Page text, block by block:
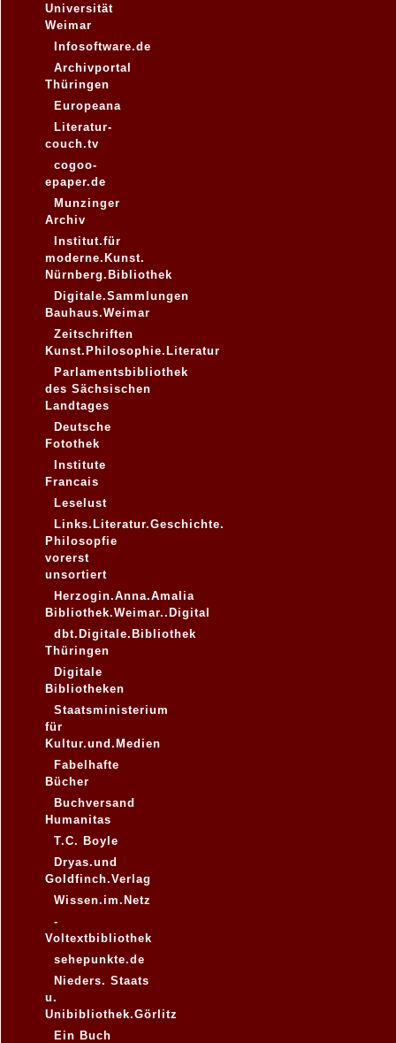
Universität
Weimar
Infosoftware.de
Archivportal
Thüringen
Europeana
Literatur-
couch.tv
cogoo-
epaper.de
Munzinger
Archiv
Institut.für
moderne.Kunst.
Nürnberg.Bibliothek
Digitale.Sammlungen
Bauhaus.Weimar
Zeitschriften
Kunst.Philosophie.Literatur
Parlamentsbibliothek
des Sächsischen
Landtages
Deutsche
Fotothek
Institute
Francais
Leselust
Links.Literatur.Geschichte.
Philosopfie
vorerst
unsortiert
Herzogin.Anna.Amalia
Bibliothek.Weimar..Digital
dbt.Digitale.Bibliothek
Thüringen
Digitale
Bibliotheken
Staatsministerium
für
Kultur.und.Medien
Fabelhafte
Bücher
Buchversand
Humanitas
T.C. Boyle
Dryas.und
Goldfinch.Verlag
Wissen.im.Netz
-
Voltextbibliothek
sehepunkte.de
Nieders. Staats
u.
Unibibliothek.Görlitz
Ein Buch